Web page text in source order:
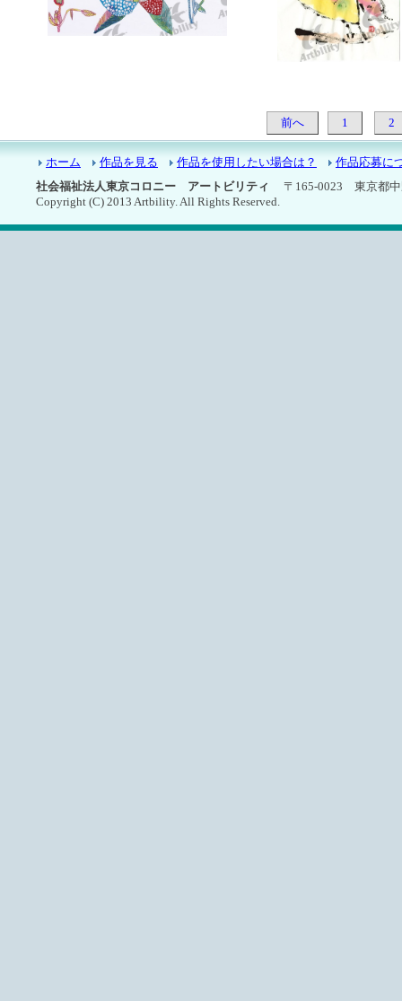
前へ 1 2
ホーム 作品を見る 作品を使用したい場合は？
作品応募に
社会福祉法人東京コロニー アートビリティ 〒165-0023 東京都中
Copyright (C) 2013 Artbility. All Rights Reserved.